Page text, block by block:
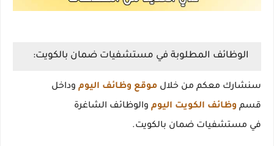
الوظائف المطلوبة في مستشفيات ضمان بالكويت:
سنشارك معكم من خلال موقع وظائف اليوم وداخل
قسم وظائف الكويت اليوم والوظائف الشاغرة
في مستشفيات ضمان بالكويت.